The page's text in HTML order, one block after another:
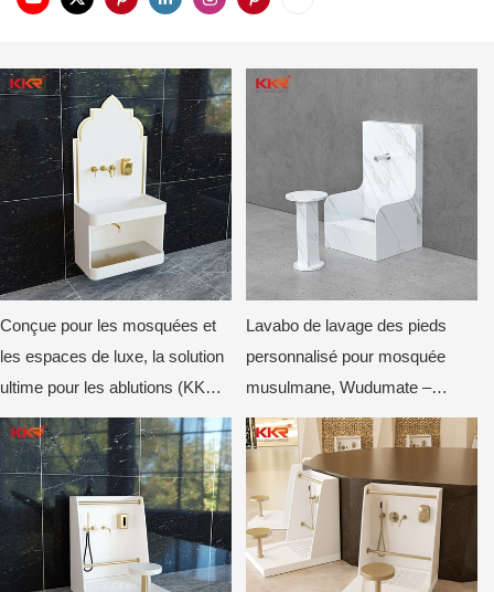
Conçue pour les mosquées et
les espaces de luxe, la solution
ultime pour les ablutions (KKR-
WUDU-31)
Lavabo de lavage des pieds
personnalisé pour mosquée
musulmane, Wudumate –
Lavabo à surface solide